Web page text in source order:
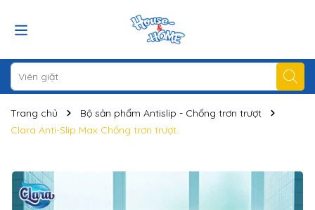
Trang chủ
Bộ sản phẩm Antislip - Chống trơn trượt
Clara Anti-Slip Max Chống trơn trượt.